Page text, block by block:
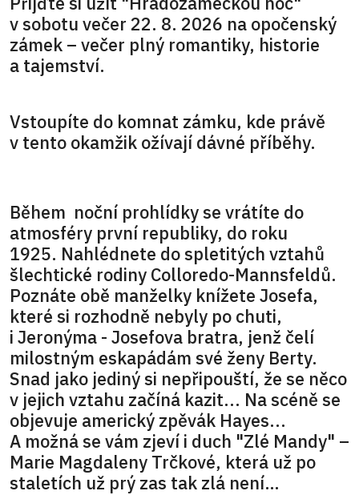
v sobotu večer 22. 8. 2026 na opočenský
zámek – večer plný romantiky, historie
a tajemství.
Vstoupíte do komnat zámku, kde právě
v tento okamžik ožívají dávné příběhy.
Během noční prohlídky se vrátíte do
atmosféry první republiky, do roku
1925. Nahlédnete do spletitých vztahů
šlechtické rodiny Colloredo-Mannsfeldů.
Poznáte obě manželky knížete Josefa,
které si rozhodně nebyly po chuti,
i Jeronýma - Josefova bratra, jenž čelí
milostným eskapádám své ženy Berty.
Snad jako jediný si nepřipouští, že se něco
v jejich vztahu začíná kazit... Na scéně se
objevuje americký zpěvák Hayes...
A možná se vám zjeví i duch "Zlé Mandy" –
Marie Magdaleny Trčkové, která už po
staletích už prý zas tak zlá není…